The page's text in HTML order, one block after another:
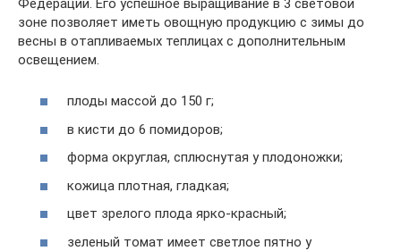
Федерации. Его успешное выращивание в 3 световой
зоне позволяет иметь овощную продукцию с зимы до
весны в отапливаемых теплицах с дополнительным
освещением.
плоды массой до 150 г;
в кисти до 6 помидоров;
форма округлая, сплюснутая у плодоножки;
кожица плотная, гладкая;
цвет зрелого плода ярко-красный;
зеленый томат имеет светлое пятно у